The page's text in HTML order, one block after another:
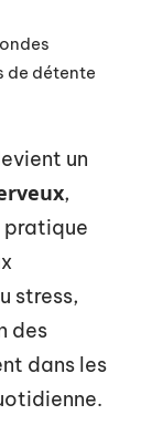
de détente
un
,
pratique
stress,
des
dans les